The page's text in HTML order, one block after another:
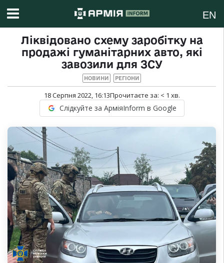
EN
Ліквідовано схему заробітку на
продажі гуманітарних авто, які
завозили для ЗСУ
НОВИНИ РЕГІОНИ
18 Серпня 2022, 16:13Прочитаєте за: < 1 хв.
Слідкуйте за АрміяInform в Google